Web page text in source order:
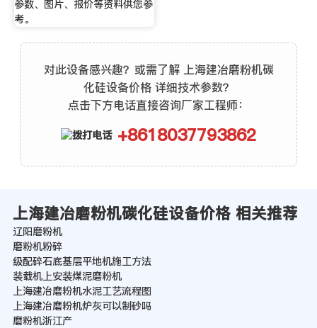
参数、图片、报价等资料供您参
考。
对此设备感兴趣？或需了解 上海建冶磨粉机碳
化硅设备价格 详细技术参数？
点击下方电话直接咨询厂家工程师：
+8618037793862
上海建冶磨粉机碳化硅设备价格 相关推荐
辽阳磨粉机
磨粉机粉碎
级配碎石底基层平地机施工方法
装载机上安装煤泥磨粉机
上海建冶磨粉机水泥工艺流程图
上海建冶磨粉机炉灰可以制砂吗
磨粉机浙江产